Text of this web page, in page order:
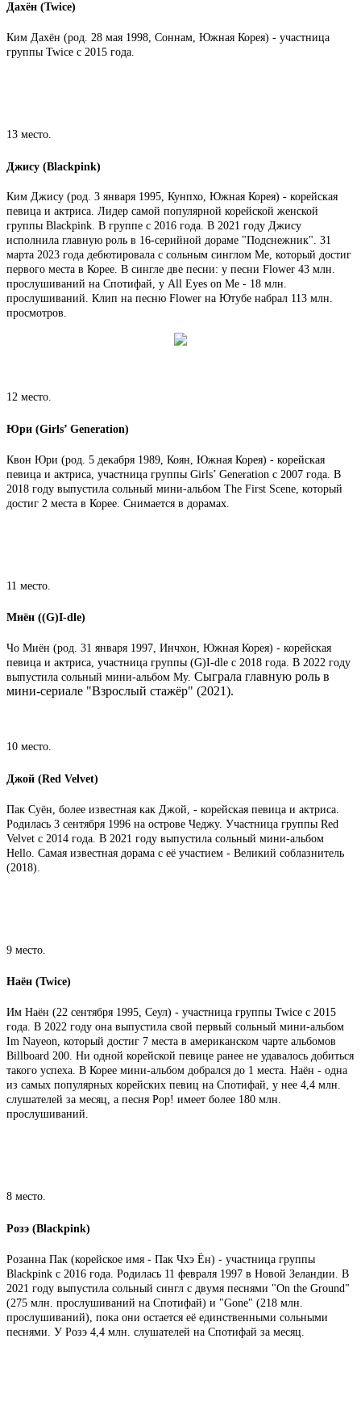
Дахён (Twice)
Ким Дахён (род. 28 мая 1998, Соннам, Южная Корея) - участница
группы Twice с 2015 года.
13 место.
Джису (Blackpink)
Ким Джису (род. 3 января 1995, Кунпхо, Южная Корея) - корейская
певица и актриса. Лидер самой популярной корейской женской
группы Blackpink. В группе с 2016 года. В 2021 году Джису
исполнила главную роль в 16-серийной дораме "Подснежник". 31
марта 2023 года дебютировала с сольным синглом Me, который достиг
первого места в Корее. В сингле две песни: у песни Flower 43 млн.
прослушиваний на Спотифай, у All Eyes on Me - 18 млн.
прослушиваний. Клип на песню Flower на Ютубе набрал 113 млн.
просмотров.
12 место.
Юри (Girls’ Generation)
Квон Юри (род. 5 декабря 1989, Коян, Южная Корея) - корейская
певица и актриса, участница группы Girls’ Generation с 2007 года. В
2018 году выпустила сольный мини-альбом The First Scene, который
достиг 2 места в Корее. Снимается в дорамах.
11 место.
Миён ((G)I-dle)
Чо Миён (род. 31 января 1997, Инчхон, Южная Корея) - корейская
певица и актриса, участница группы (G)I-dle с 2018 года. В 2022 году
выпустила сольный мини-альбом My. Сыграла главную роль в
мини-сериале "Взрослый стажёр" (2021).
10 место.
Джой (Red Velvet)
Пак Суён, более известная как Джой, - корейская певица и актриса.
Родилась 3 сентября 1996 на острове Чеджу. Участница группы Red
Velvet с 2014 года. В 2021 году выпустила сольный мини-альбом
Hello. Самая известная дорама с её участием - Великий соблазнитель
(2018).
9 место.
Наён (Twice)
Им Наён (22 сентября 1995, Сеул) - участница группы Twice с 2015
года. В 2022 году она выпустила свой первый сольный мини-альбом
Im Nayeon, который достиг 7 места в американском чарте альбомов
Billboard 200. Ни одной корейской певице ранее не удавалось добиться
такого успеха. В Корее мини-альбом добрался до 1 места. Наён - одна
из самых популярных корейских певиц на Спотифай, у нее 4,4 млн.
слушателей за месяц, а песня Pop! имеет более 180 млн.
прослушиваний.
8 место.
Розэ (Blackpink)
Розанна Пак (корейское имя - Пак Чхэ Ён) - участница группы
Blackpink с 2016 года. Родилась 11 февраля 1997 в Новой Зеландии. В
2021 году выпустила сольный сингл с двумя песнями "On the Ground"
(275 млн. прослушиваний на Спотифай) и "Gone" (218 млн.
прослушиваний), пока они остается её единственными сольными
песнями. У Розэ 4,4 млн. слушателей на Спотифай за месяц.